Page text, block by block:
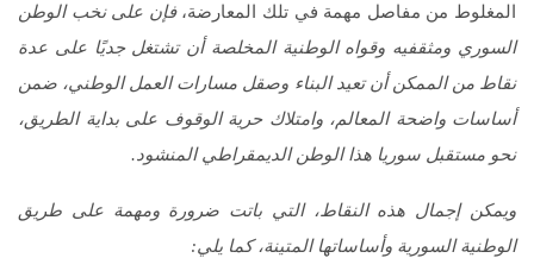
المغلوط من مفاصل مهمة في تلك المعارضة،فإن على نخب الوطن
السوري ومثقفيه وقواه الوطنية المخلصة أن تشتغل جديًا على عدة
نقاط من الممكن أن تعيد البناء وصقل مسارات العمل الوطني، ضمن
أساسات واضحة المعالم، وامتلاك حرية الوقوف على بداية الطريق،
نحو مستقبل سوريا هذا الوطن الديمقراطي المنشود.
ويمكن إجمال هذه النقاط، التي باتت ضرورة ومهمة على طريق
الوطنية السورية وأساساتها المتينة، كما يلي: